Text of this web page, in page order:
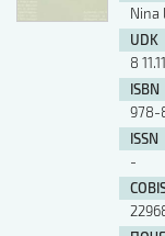
УПУТСТВА
Правилник о
Упутство
Упутство
Изјава о
Изјава о лектури
Изјава о
Упутство за
Уговор са
Nina
UDK
8
ISBN
978-
ISSN
-